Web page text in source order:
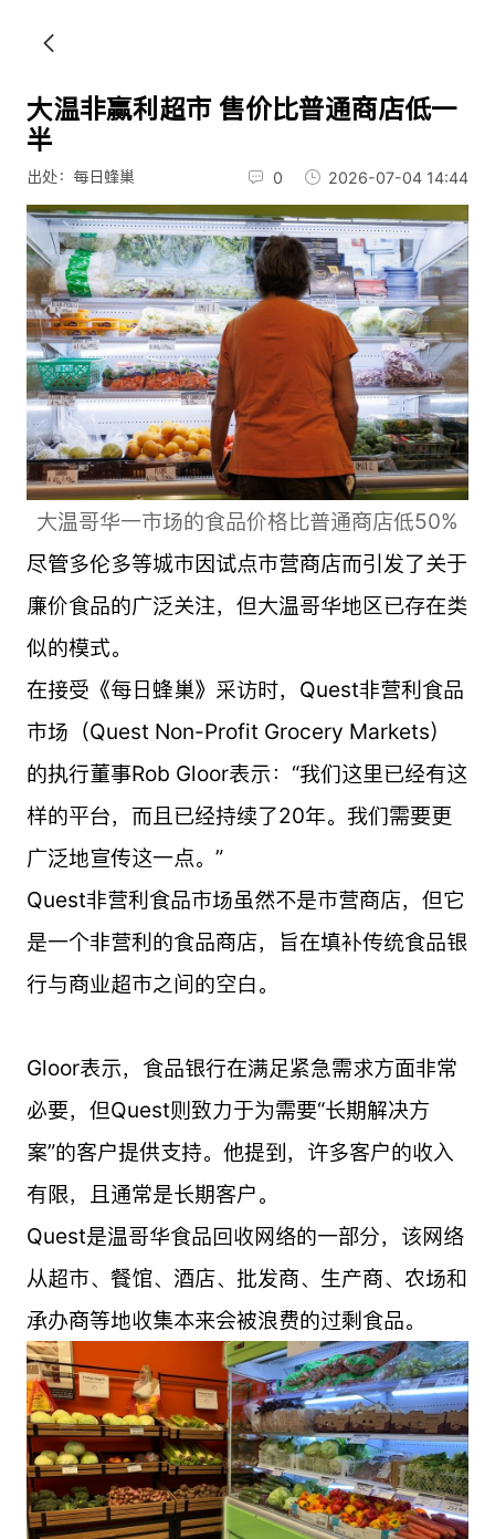
大温非赢利超市 售价比普通商店低一
半
出处：每日蜂巢 0 2026-07-04 14:44
大温哥华一市场的食品价格比普通商店低50%
尽管多伦多等城市因试点市营商店而引发了关于
廉价食品的广泛关注，但大温哥华地区已存在类
似的模式。
在接受《每日蜂巢》采访时，Quest非营利食品
市场（Quest Non-Profit Grocery Markets）
的执行董事Rob Gloor表示：“我们这里已经有这
样的平台，而且已经持续了20年。我们需要更
广泛地宣传这一点。”
Quest非营利食品市场虽然不是市营商店，但它
是一个非营利的食品商店，旨在填补传统食品银
行与商业超市之间的空白。
Gloor表示，食品银行在满足紧急需求方面非常
必要，但Quest则致力于为需要“长期解决方
案”的客户提供支持。他提到，许多客户的收入
有限，且通常是长期客户。
Quest是温哥华食品回收网络的一部分，该网络
从超市、餐馆、酒店、批发商、生产商、农场和
承办商等地收集本来会被浪费的过剩食品。